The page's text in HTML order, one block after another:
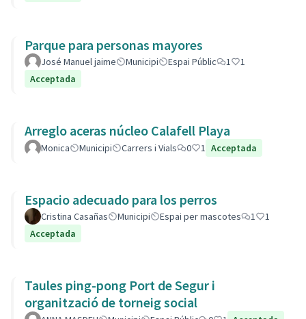
Parque para personas mayores
José Manuel jaime Municipi Espai Públic 1
1
Acceptada
Arreglo aceras núcleo Calafell Playa
Monica Municipi Carrers i Vials 0 1 Acceptada
Espacio adecuado para los perros
Cristina Casañas Municipi Espai per mascotes 1
1
Acceptada
Taules ping-pong Port de Segur i
organització de torneig social